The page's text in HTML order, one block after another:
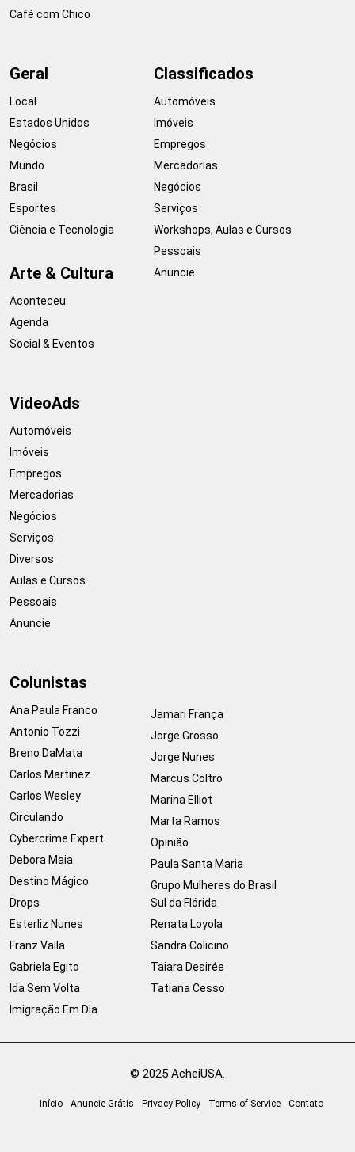
Café com Chico
Geral
Local
Estados Unidos
Negócios
Mundo
Brasil
Esportes
Ciência e Tecnologia
Arte & Cultura
Aconteceu
Agenda
Social & Eventos
Classificados
Automóveis
Imóveis
Empregos
Mercadorias
Negócios
Serviços
Workshops, Aulas e Cursos
Pessoais
Anuncie
VideoAds
Automóveis
Imóveis
Empregos
Mercadorias
Negócios
Serviços
Diversos
Aulas e Cursos
Pessoais
Anuncie
Colunistas
Ana Paula Franco
Antonio Tozzi
Breno DaMata
Carlos Martinez
Carlos Wesley
Circulando
Cybercrime Expert
Debora Maia
Destino Mágico
Drops
Esterliz Nunes
Franz Valla
Gabriela Egito
Ida Sem Volta
Imigração Em Dia
Jamari França
Jorge Grosso
Jorge Nunes
Marcus Coltro
Marina Elliot
Marta Ramos
Opinião
Paula Santa Maria
Grupo Mulheres do Brasil
Sul da Flórida
Renata Loyola
Sandra Colicino
Taiara Desirée
Tatiana Cesso
© 2025 AcheiUSA.
Início Anuncie Grátis Privacy Policy Terms of Service Contato